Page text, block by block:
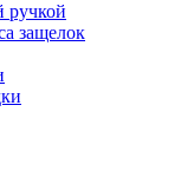
ручкой
защелок